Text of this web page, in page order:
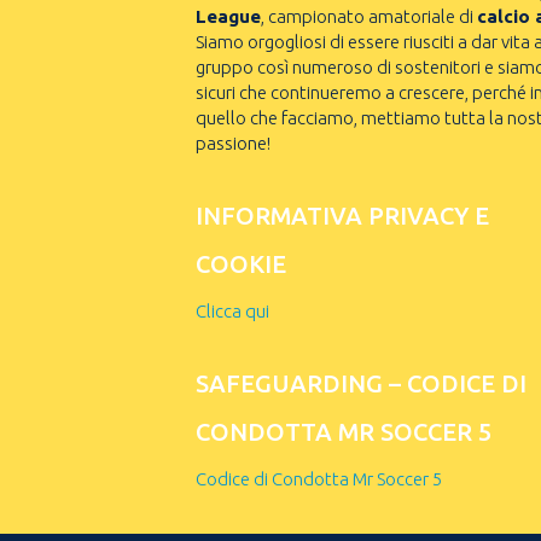
League , campionato amatoriale di calcio
Siamo orgogliosi di essere riusciti a dar vita
gruppo così numeroso di sostenitori e
sicuri che continueremo a crescere, perché in
quello che facciamo, mettiamo tutta la
passione!
INFORMATIVA PRIVACY E
COOKIE
Clicca qui
SAFEGUARDING – CODICE DI
CONDOTTA MR SOCCER 5
Codice di Condotta Mr Soccer 5